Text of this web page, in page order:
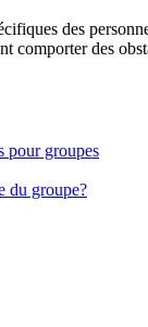
des
comporter des
pour groupes
du groupe?